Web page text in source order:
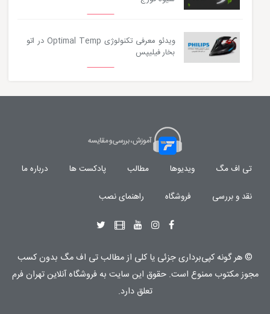
ویدئو معرفی تکنولوژی Optimal Temp در اتو
بخار فیلیپس
تی اف مگ ویدیوها مطالب پادکست ها درباره ما
نقد و بررسی فروشگاه راهنمای نصب
© هر گونهکپی‌برداری جزئی یا کلی از مطالب تی اف مگ بدون کسب
مجوز مکتوبممنوع است. حقوق این سایت بهفروشگاه آنلاین تهران فرم
تعلق دارد.